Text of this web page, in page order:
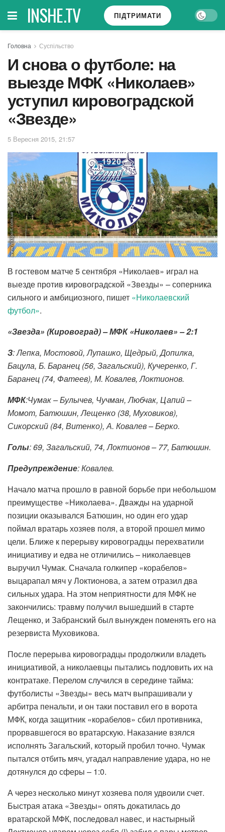
INSHE.TV ПІДТРИМАТИ
Головна Суспільство
И снова о футболе: на
выезде МФК «Николаев»
уступил кировоградской
«Звезде»
5 Вересня 2015, 21:57
В гостевом матче 5 сентября «Николаев» играл на
выезде против кировоградской «Звезды» – соперника
сильного и амбициозного, пишет «Николаевский
футбол».
«Звезда» (Кировоград) – МФК «Николаев» – 2:1
З: Лепка, Мостовой, Лупашко, Щедрый, Допилка,
Бацула, Б. Баранец (56, Загальский), Кучеренко, Г.
Баранец (74, Фатеев), М. Ковалев, Локтионов.
МФК:Чумак – Булычев, Чучман, Любчак, Цапий –
Момот, Батюшин, Лещенко (38, Муховиков),
Сикорский (84, Витенко), А. Ковалев – Берко.
Голы: 69, Загальский, 74, Локтионов – 77, Батюшин.
Предупреждение: Ковалев.
Начало матча прошло в равной борьбе при небольшом
преимуществе «Николаева». Дважды на ударной
позиции оказывался Батюшин, но один его удар
поймал вратарь хозяев поля, а второй прошел мимо
цели. Ближе к перерыву кировоградцы перехватили
инициативу и едва не отличились – николаевцев
выручил Чумак. Сначала голкипер «корабелов»
выцарапал мяч у Локтионова, а затем отразил два
сильных удара. На этом неприятности для МФК не
закончились: травму получил вышедший в старте
Лещенко, и Забранский был вынужден поменять его на
резервиста Муховикова.
После перерыва кировоградцы продолжили владеть
инициативой, а николаевцы пытались подловить их на
контратаке. Перелом случился в середине тайма:
футболисты «Звезды» весь матч выпрашивали у
арбитра пенальти, и он таки поставил его в ворота
МФК, когда защитник «корабелов» сбил противника,
прорвавшегося во вратарскую. Наказание взялся
исполнять Загальский, который пробил точно. Чумак
пытался отбить мяч, угадал направление удара, но не
дотянулся до сферы – 1:0.
А через несколько минут хозяева поля удвоили счет.
Быстрая атака «Звезды» опять докатилась до
вратарской МФК, последовал навес, и настырный